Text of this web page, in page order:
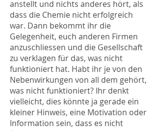
anstellt und nichts anderes hört, als
dass die Chemie nicht erfolgreich
war. Dann bekommt ihr die
Gelegenheit, euch anderen Firmen
anzuschliessen und die Gesellschaft
zu verklagen für das, was nicht
funktioniert hat. Habt ihr je von den
Nebenwirkungen von all dem gehört,
was nicht funktioniert? Ihr denkt
vielleicht, dies könnte ja gerade ein
kleiner Hinweis, eine Motivation oder
Information sein, dass es nicht